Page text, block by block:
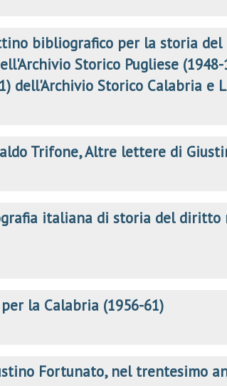
bibliografico per la storia
Storico Pugliese
dell'Archivio Storico Calabria e
Trifone, Altre lettere di
italiana di storia del diritto
la Calabria (1956-61)
Fortunato, nel trentesimo